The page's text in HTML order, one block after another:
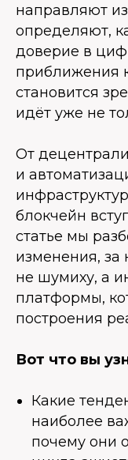
направляют
определяют,
доверие в
приближения
становится
идёт уже не
От
и
блокчейн
статье мы
изменения, за
не шумиху, а
платформы,
построения
Вот что вы
Какие
наиболее
почему они